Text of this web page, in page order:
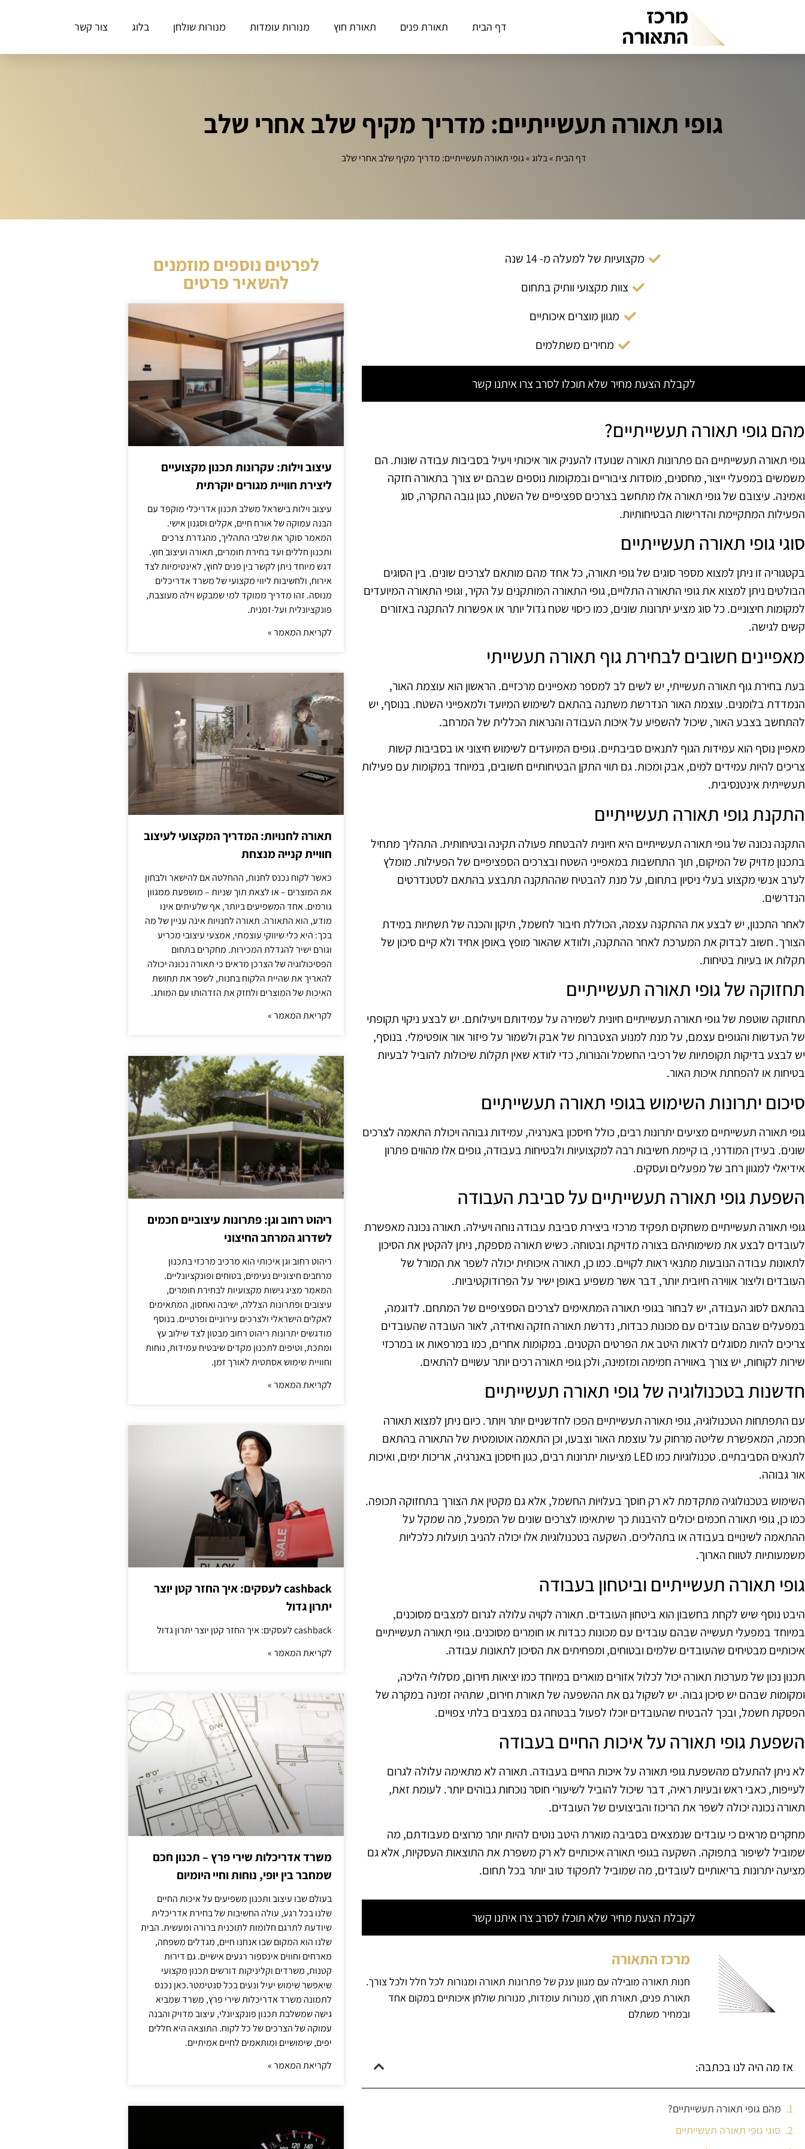
דף הבית תאורת פנים תאורת חוץ מנורות עומדות מנורות שולחן בלוג צור קשר
גופי תאורה תעשייתיים: מדריך מקיף שלב אחרי שלב
דף הבית»בלוג»גופי תאורה תעשייתיים: מדריך מקיף שלב אחרי שלב
מקצועיות של למעלה מ- 14 שנה
צוות מקצועי וותיק בתחום
מגוון מוצרים איכותיים
מחירים משתלמים
לקבלת הצעת מחיר שלא תוכלו לסרב צרו איתנו קשר
מהם גופי תאורה תעשייתיים?
גופי תאורה תעשייתיים הם פתרונות תאורה שנועדו להעניק אור איכותי ויעיל בסביבות עבודה שונות. הם
משמשים במפעלי ייצור, מחסנים, מוסדות ציבוריים ובמקומות נוספים שבהם יש צורך בתאורה חזקה
ואמינה. עיצובם של גופי תאורה אלו מתחשב בצרכים ספציפיים של השטח, כגון גובה התקרה, סוג
הפעילות המתקיימת והדרישות הבטיחותיות.
סוגי גופי תאורה תעשייתיים
בקטגוריה זו ניתן למצוא מספר סוגים של גופי תאורה, כל אחד מהם מותאם לצרכים שונים. בין הסוגים
הבולטים ניתן למצוא את גופי התאורה התלויים, גופי התאורה המותקנים על הקיר, וגופי התאורה המיועדים
למקומות חיצוניים. כל סוג מציע יתרונות שונים, כמו כיסוי שטח גדול יותר או אפשרות להתקנה באזורים
קשים לגישה.
מאפיינים חשובים לבחירת גוף תאורה תעשייתי
בעת בחירת גוף תאורה תעשייתי, יש לשים לב למספר מאפיינים מרכזיים. הראשון הוא עוצמת האור,
הנמדדת בלומנים. עוצמת האור הנדרשת משתנה בהתאם לשימוש המיועד ולמאפייני השטח. בנוסף, יש
להתחשב בצבע האור, שיכול להשפיע על איכות העבודה והנראות הכללית של המרחב.
מאפיין נוסף הוא עמידות הגוף לתנאים סביבתיים. גופים המיועדים לשימוש חיצוני או בסביבות קשות
צריכים להיות עמידים למים, אבק ומכות. גם תווי התקן הבטיחותיים חשובים, במיוחד במקומות עם פעילות
תעשייתית אינטנסיבית.
התקנת גופי תאורה תעשייתיים
התקנה נכונה של גופי תאורה תעשייתיים היא חיונית להבטחת פעולה תקינה ובטיחותית. התהליך מתחיל
בתכנון מדויק של המיקום, תוך התחשבות במאפייני השטח ובצרכים הספציפיים של הפעילות. מומלץ
לערב אנשי מקצוע בעלי ניסיון בתחום, על מנת להבטיח שההתקנה תתבצע בהתאם לסטנדרטים
הנדרשים.
לאחר התכנון, יש לבצע את ההתקנה עצמה, הכוללת חיבור לחשמל, תיקון והכנה של תשתיות במידת
הצורך. חשוב לבדוק את המערכת לאחר ההתקנה, ולוודא שהאור מופץ באופן אחיד ולא קיים סיכון של
תקלות או בעיות בטיחות.
תחזוקה של גופי תאורה תעשייתיים
תחזוקה שוטפת של גופי תאורה תעשייתיים חיונית לשמירה על עמידותם ויעילותם. יש לבצע ניקוי תקופתי
של העדשות והגופים עצמם, על מנת למנוע הצטברות של אבק ולשמור על פיזור אור אופטימלי. בנוסף,
יש לבצע בדיקות תקופתיות של רכיבי החשמל והנורות, כדי לוודא שאין תקלות שיכולות להוביל לבעיות
בטיחות או להפחתת איכות האור.
סיכום יתרונות השימוש בגופי תאורה תעשייתיים
גופי תאורה תעשייתיים מציעים יתרונות רבים, כולל חיסכון באנרגיה, עמידות גבוהה ויכולת התאמה לצרכים
שונים. בעידן המודרני, בו קיימת חשיבות רבה למקצועיות ולבטיחות בעבודה, גופים אלו מהווים פתרון
אידיאלי למגוון רחב של מפעלים ועסקים.
השפעת גופי תאורה תעשייתיים על סביבת העבודה
גופי תאורה תעשייתיים משחקים תפקיד מרכזי ביצירת סביבת עבודה נוחה ויעילה. תאורה נכונה מאפשרת
לעובדים לבצע את משימותיהם בצורה מדויקת ובטוחה. כשיש תאורה מספקת, ניתן להקטין את הסיכון
לתאונות עבודה הנובעות מתנאי ראות לקויים. כמו כן, תאורה איכותית יכולה לשפר את המורל של
העובדים וליצור אווירה חיובית יותר, דבר אשר משפיע באופן ישיר על הפרודוקטיביות.
בהתאם לסוג העבודה, יש לבחור בגופי תאורה המתאימים לצרכים הספציפיים של המתחם. לדוגמה,
במפעלים שבהם עובדים עם מכונות כבדות, נדרשת תאורה חזקה ואחידה, לאור העובדה שהעובדים
צריכים להיות מסוגלים לראות היטב את הפרטים הקטנים. במקומות אחרים, כמו במרפאות או במרכזי
שירות לקוחות, יש צורך באווירה חמימה ומזמינה, ולכן גופי תאורה רכים יותר עשויים להתאים.
חדשנות בטכנולוגיה של גופי תאורה תעשייתיים
עם התפתחות הטכנולוגיה, גופי תאורה תעשייתיים הפכו לחדשניים יותר ויותר. כיום ניתן למצוא תאורה
חכמה, המאפשרת שליטה מרחוק על עוצמת האור וצבעו, וכן התאמה אוטומטית של התאורה בהתאם
לתנאים הסביבתיים. טכנולוגיות כמו LED מציעות יתרונות רבים, כגון חיסכון באנרגיה, אריכות ימים, ואיכות
אור גבוהה.
השימוש בטכנולוגיה מתקדמת לא רק חוסך בעלויות החשמל, אלא גם מקטין את הצורך בתחזוקה תכופה.
כמו כן, גופי תאורה חכמים יכולים להיבנות כך שיתאימו לצרכים שונים של המפעל, מה שמקל על
ההתאמה לשינויים בעבודה או בתהליכים. השקעה בטכנולוגיות אלו יכולה להניב תועלות כלכליות
משמעותיות לטווח הארוך.
גופי תאורה תעשייתיים וביטחון בעבודה
היבט נוסף שיש לקחת בחשבון הוא ביטחון העובדים. תאורה לקויה עלולה לגרום למצבים מסוכנים,
במיוחד במפעלי תעשייה שבהם עובדים עם מכונות כבדות או חומרים מסוכנים. גופי תאורה תעשייתיים
איכותיים מבטיחים שהעובדים שלמים ובטוחים, ומפחיתים את הסיכון לתאונות עבודה.
תכנון נכון של מערכות תאורה יכול לכלול אזורים מוארים במיוחד כמו יציאות חירום, מסלולי הליכה,
ומקומות שבהם יש סיכון גבוה. יש לשקול גם את ההשפעה של תאורת חירום, שתהיה זמינה במקרה של
הפסקת חשמל, ובכך להבטיח שהעובדים יוכלו לפעול בבטחה גם במצבים בלתי צפויים.
השפעת גופי תאורה על איכות החיים בעבודה
לא ניתן להתעלם מהשפעת גופי תאורה על איכות החיים בעבודה. תאורה לא מתאימה עלולה לגרום
לעייפות, כאבי ראש ובעיות ראיה, דבר שיכול להוביל לשיעורי חוסר נוכחות גבוהים יותר. לעומת זאת,
תאורה נכונה יכולה לשפר את הריכוז והביצועים של העובדים.
מחקרים מראים כי עובדים שנמצאים בסביבה מוארת היטב נוטים להיות יותר מרוצים מעבודתם, מה
שמוביל לשיפור בתפוקה. השקעה בגופי תאורה איכותיים לא רק משפרת את התוצאות העסקיות, אלא גם
מציעה יתרונות בריאותיים לעובדים, מה שמוביל לתפקוד טוב יותר בכל תחום.
לקבלת הצעת מחיר שלא תוכלו לסרב צרו איתנו קשר
מרכז התאורה
חנות תאורה מובילה עם מגוון ענק של פתרונות תאורה ומנורות לכל חלל ולכל צורך.
תאורת פנים, תאורת חוץ, מנורות עומדות, מנורות שולחן איכותיים במקום אחד
ובמחיר משתלם
אז מה היה לנו בכתבה:
מהם גופי תאורה תעשייתיים?
סוגי גופי תאורה תעשייתיים
לפרטים נוספים מוזמנים
להשאיר פרטים
עיצוב וילות: עקרונות תכנון מקצועיים
ליצירת חוויית מגורים יוקרתית
עיצוב וילות בישראל משלב תכנון אדריכלי מוקפד עם
הבנה עמוקה של אורח חיים, אקלים וסגנון אישי.
המאמר סוקר את שלבי התהליך, מהגדרת צרכים
ותכנון חללים ועד בחירת חומרים, תאורה ועיצוב חוץ.
דגש מיוחד ניתן לקשר בין פנים לחוץ, לאינטימיות לצד
אירוח, ולחשיבות ליווי מקצועי של משרד אדריכלים
מנוסה. זהו מדריך ממוקד למי שמבקש וילה מעוצבת,
פונקציונלית ועל-זמנית.
לקריאת המאמר »
תאורה לחנויות: המדריך המקצועי לעיצוב
חוויית קנייה מנצחת
כאשר לקוח נכנס לחנות, ההחלטה אם להישאר ולבחון
את המוצרים – או לצאת תוך שניות – מושפעת ממגוון
גורמים. אחד המשפיעים ביותר, אף שלעיתים אינו
מודע, הוא התאורה. תאורה לחנויות אינה עניין של מה
בכך: היא כלי שיווקי עוצמתי, אמצעי עיצובי מכריע
וגורם ישיר להגדלת המכירות. מחקרים בתחום
הפסיכולוגיה של הצרכן מראים כי תאורה נכונה יכולה
להאריך את שהיית הלקוח בחנות, לשפר את תחושת
האיכות של המוצרים ולחזק את הזדהותו עם המותג.
לקריאת המאמר »
ריהוט רחוב וגן: פתרונות עיצוביים חכמים
לשדרוג המרחב החיצוני
ריהוט רחוב וגן איכותי הוא מרכיב מרכזי בתכנון
מרחבים חיצוניים נעימים, בטוחים ופונקציונליים.
המאמר מציג גישות מקצועיות לבחירת חומרים,
עיצובים ופתרונות הצללה, ישיבה ואחסון, המתאימים
לאקלים הישראלי ולצרכים עירוניים ופרטיים. בנוסף
מודגשים יתרונות ריהוט רחוב מבטון לצד שילוב עץ
ומתכת, וטיפים לתכנון מקדים שיבטיח עמידות, נוחות
וחוויית שימוש אסתטית לאורך זמן.
לקריאת המאמר »
cashback לעסקים: איך החזר קטן יוצר
יתרון גדול
cashback לעסקים: איך החזר קטן יוצר יתרון גדול
לקריאת המאמר »
משרד אדריכלות שירי פרץ – תכנון חכם
שמחבר בין יופי, נוחות וחיי היומיום
בעולם שבו עיצוב ותכנון משפיעים על איכות החיים
שלנו בכל רגע, עולה החשיבות של בחירת אדריכלית
שיודעת לתרגם חלומות לתוכנית ברורה ומעשית. הבית
שלנו הוא המקום שבו אנחנו חיים, מגדלים משפחה,
מארחים וחווים אינספור רגעים אישיים. גם דירות
קטנות, משרדים וקליניקות דורשים תכנון מקצועי
שיאפשר שימוש יעיל ונעים בכל סנטימטר.כאן נכנס
לתמונה משרד אדריכלות שירי פרץ, משרד שמביא
גישה שמשלבת תכנון פונקציונלי, עיצוב מדויק והבנה
עמוקה של הצרכים של כל לקוח. התוצאה היא חללים
יפים, שימושיים ומותאמים לחיים אמיתיים.
לקריאת המאמר »